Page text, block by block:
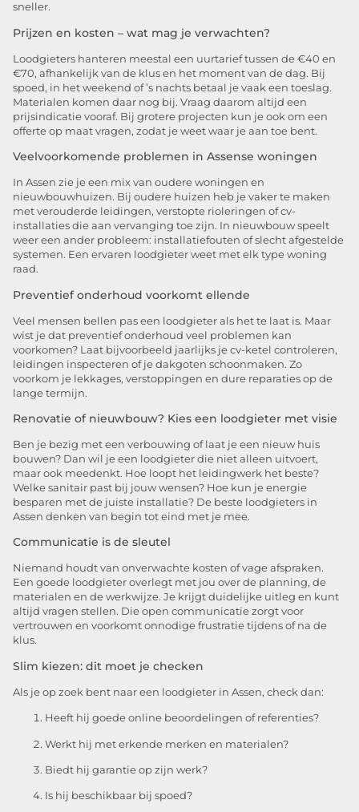
sneller.
Prijzen en kosten – wat mag je verwachten?
Loodgieters hanteren meestal een uurtarief tussen de €40 en
€70, afhankelijk van de klus en het moment van de dag. Bij
spoed, in het weekend of ’s nachts betaal je vaak een toeslag.
Materialen komen daar nog bij. Vraag daarom altijd een
prijsindicatie vooraf. Bij grotere projecten kun je ook om een
offerte op maat vragen, zodat je weet waar je aan toe bent.
Veelvoorkomende problemen in Assense woningen
In Assen zie je een mix van oudere woningen en
nieuwbouwhuizen. Bij oudere huizen heb je vaker te maken
met verouderde leidingen, verstopte rioleringen of cv-
installaties die aan vervanging toe zijn. In nieuwbouw speelt
weer een ander probleem: installatiefouten of slecht afgestelde
systemen. Een ervaren loodgieter weet met elk type woning
raad.
Preventief onderhoud voorkomt ellende
Veel mensen bellen pas een loodgieter als het te laat is. Maar
wist je dat preventief onderhoud veel problemen kan
voorkomen? Laat bijvoorbeeld jaarlijks je cv-ketel controleren,
leidingen inspecteren of je dakgoten schoonmaken. Zo
voorkom je lekkages, verstoppingen en dure reparaties op de
lange termijn.
Renovatie of nieuwbouw? Kies een loodgieter met visie
Ben je bezig met een verbouwing of laat je een nieuw huis
bouwen? Dan wil je een loodgieter die niet alleen uitvoert,
maar ook meedenkt. Hoe loopt het leidingwerk het beste?
Welke sanitair past bij jouw wensen? Hoe kun je energie
besparen met de juiste installatie? De beste loodgieters in
Assen denken van begin tot eind met je mee.
Communicatie is de sleutel
Niemand houdt van onverwachte kosten of vage afspraken.
Een goede loodgieter overlegt met jou over de planning, de
materialen en de werkwijze. Je krijgt duidelijke uitleg en kunt
altijd vragen stellen. Die open communicatie zorgt voor
vertrouwen en voorkomt onnodige frustratie tijdens of na de
klus.
Slim kiezen: dit moet je checken
Als je op zoek bent naar een loodgieter in Assen, check dan:
Heeft hij goede online beoordelingen of referenties?
Werkt hij met erkende merken en materialen?
Biedt hij garantie op zijn werk?
Is hij beschikbaar bij spoed?